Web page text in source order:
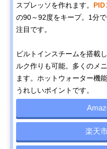
スプレッソを作れます。 PID
の90～92度をキープ。1分
注目です。
ビルトインスチームを搭載
ルク作りも可能。多くのメ
ます。ホットウォーター機
うれしいポイントです。
楽天